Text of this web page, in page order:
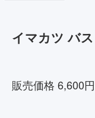
イマカツ バ
販売価格 6,600